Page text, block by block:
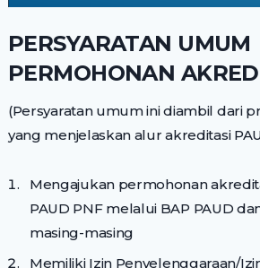
PERSYARATAN UMUM
PERMOHONAN
(Persyaratan umum ini diambil dari
yang menjelaskan alur akreditasi
Mengajukan permohonan
PAUD PNF melalui BAP PAUD
masing-masing
Memiliki Izin Penyelenggaraan/